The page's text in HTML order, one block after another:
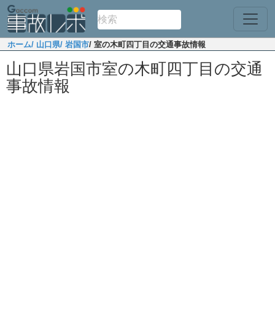
ホーム/ 山口県/ 岩国市/ 室の木町四丁目の交通事故情報
山口県岩国市室の木町四丁目の交通
事故情報